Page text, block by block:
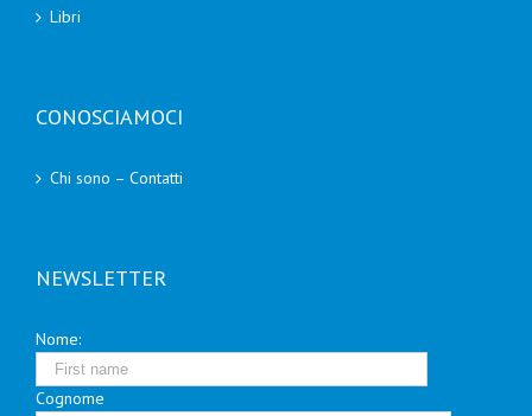
Libri
CONOSCIAMOCI
Chi sono – Contatti
NEWSLETTER
Nome:
Cognome